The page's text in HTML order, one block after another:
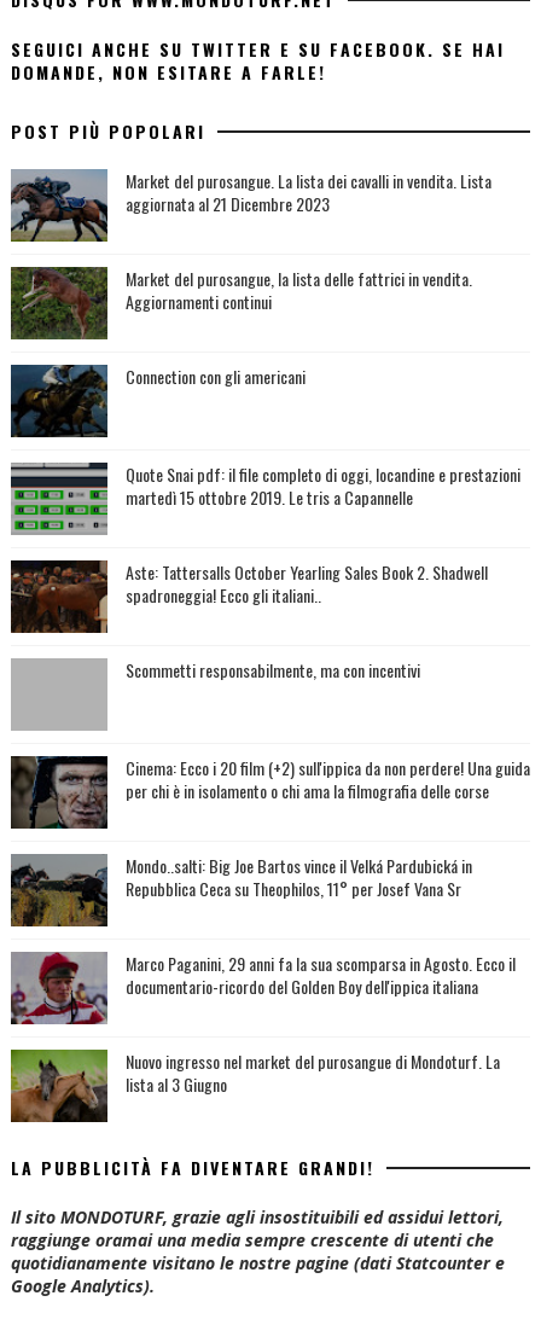
SEGUICI ANCHE SU TWITTER E SU FACEBOOK. SE HAI
DOMANDE, NON ESITARE A FARLE!
POST PIÙ POPOLARI
Market del purosangue. La lista dei cavalli in vendita. Lista
aggiornata al 21 Dicembre 2023
Market del purosangue, la lista delle fattrici in vendita.
Aggiornamenti continui
Connection con gli americani
Quote Snai pdf: il file completo di oggi, locandine e prestazioni
martedì 15 ottobre 2019. Le tris a Capannelle
Aste: Tattersalls October Yearling Sales Book 2. Shadwell
spadroneggia! Ecco gli italiani..
Scommetti responsabilmente, ma con incentivi
Cinema: Ecco i 20 film (+2) sull'ippica da non perdere! Una guida
per chi è in isolamento o chi ama la filmografia delle corse
Mondo..salti: Big Joe Bartos vince il Velká Pardubická in
Repubblica Ceca su Theophilos, 11° per Josef Vana Sr
Marco Paganini, 29 anni fa la sua scomparsa in Agosto. Ecco il
documentario-ricordo del Golden Boy dell'ippica italiana
Nuovo ingresso nel market del purosangue di Mondoturf. La
lista al 3 Giugno
LA PUBBLICITÀ FA DIVENTARE GRANDI!
Il sito MONDOTURF, grazie agli insostituibili ed assidui lettori,
raggiunge oramai una media sempre crescente di utenti che
quotidianamente visitano le nostre pagine (dati Statcounter e
Google Analytics).